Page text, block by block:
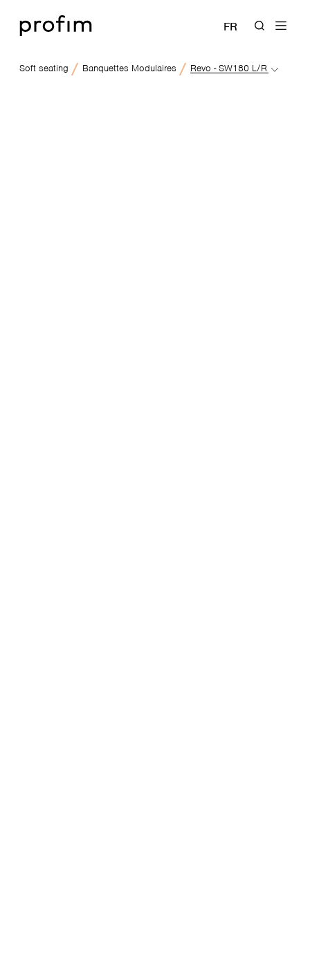
FR
Soft seating Banquettes Modulaires Revo - SW180 L/R